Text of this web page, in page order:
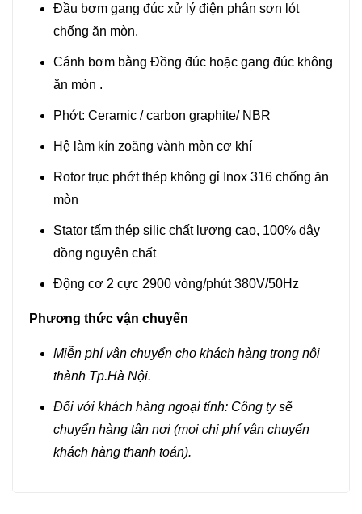
Đầu bơm gang đúc xử lý điện phân sơn lót
chống ăn mòn.
Cánh bơm bằng Đồng đúc hoặc gang đúc không
ăn mòn .
Phớt: Ceramic / carbon graphite/ NBR
Hệ làm kín zoăng vành mòn cơ khí
Rotor trục phớt thép không gỉ Inox 316 chống ăn
mòn
Stator tấm thép silic chất lượng cao, 100% dây
đồng nguyên chất
Động cơ 2 cực 2900 vòng/phút 380V/50Hz
Phương thức vận chuyển
Miễn phí vận chuyển cho khách hàng trong nội
thành Tp.Hà Nội.
Đối với khách hàng ngoại tỉnh: Công ty sẽ
chuyển hàng tận nơi (mọi chi phí vận chuyển
khách hàng thanh toán).